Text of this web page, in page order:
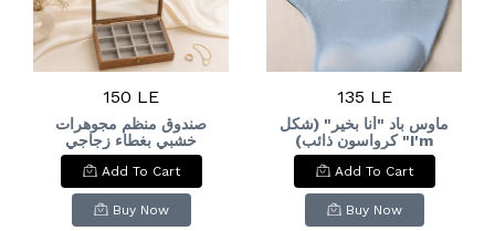
150 LE
صندوق منظم مجوهرات
خشبي بغطاء زجاجي
شفاف وبطانة مخملية
مقسم لعدة خانات &
Wooden jewelry
organizer box with
clear glass lid and
Add To Cart
Buy Now
135 LE
ماوس باد "أنا بخير" (شكل
كرواسون ذائب) "I'm
ok!" Croissant Wrist-
Rest Mouse
Add To Cart
Buy Now